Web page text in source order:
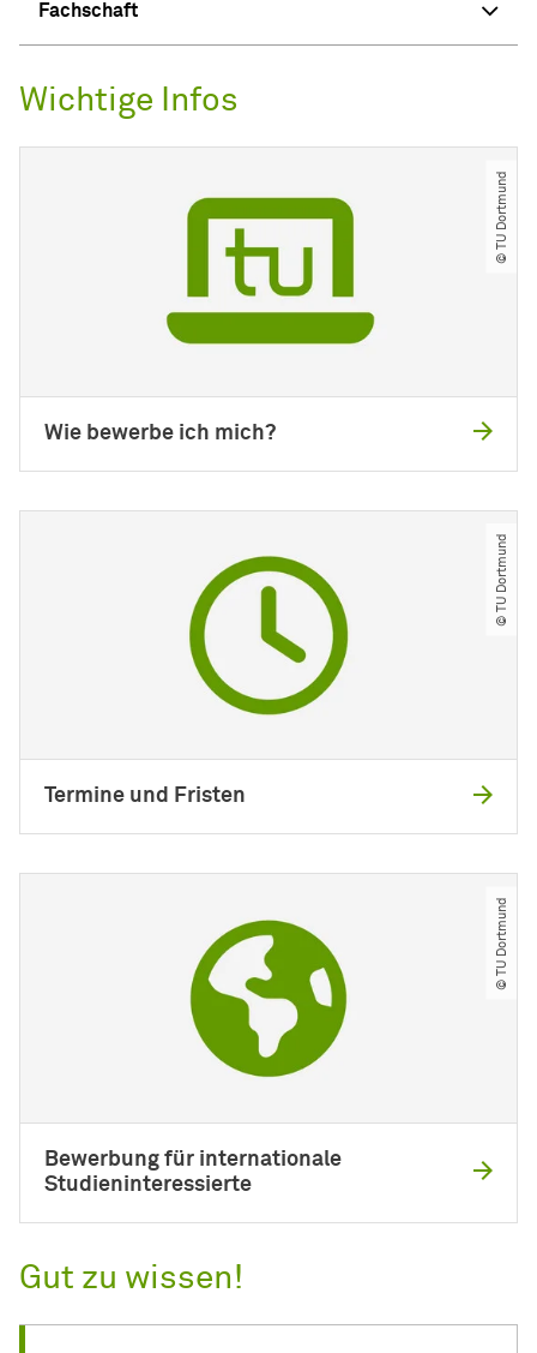
Fachschaft
Wichtige Infos
© TU Dortmund
Wie bewerbe ich mich?
© TU Dortmund
Termine und Fristen
© TU Dortmund
Bewerbung für internationale
Studieninteressierte
Gut zu wissen!